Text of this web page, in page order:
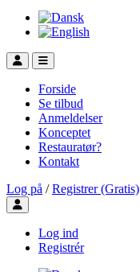
Forside
Se tilbud
Anmeldelser
Konceptet
Restauratør?
Kontakt
Log på / Registrer (Gratis)
Toggle user menu
Log ind
Registrér